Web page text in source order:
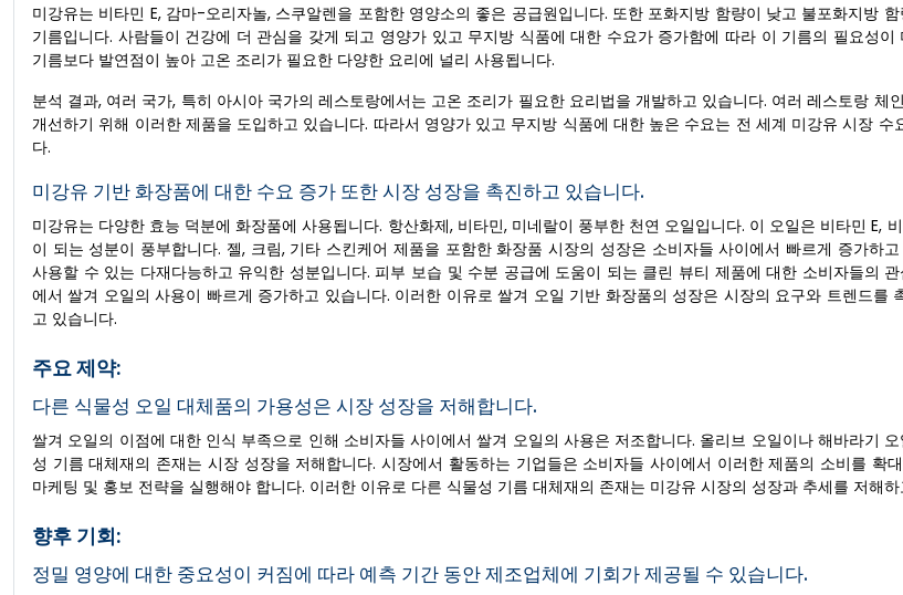
미강유는 비타민 E, 감마-오리자놀, 스쿠알렌을 포함한 영양소의 좋은 공급원입니다. 또한 포화지방 함량이 낮고 불포화지방
기름입니다. 사람들이 건강에 더 관심을 갖게 되고 영양가 있고 무지방 식품에 대한 수요가 증가함에 따라 이 기름의 필요성이
기름보다 발연점이 높아 고온 조리가 필요한 다양한 요리에 널리 사용됩니다.
분석 결과, 여러 국가, 특히 아시아 국가의 레스토랑에서는 고온 조리가 필요한 요리법을 개발하고 있습니다. 여러 레스토랑 체
개선하기 위해 이러한 제품을 도입하고 있습니다. 따라서 영양가 있고 무지방 식품에 대한 높은 수요는 전 세계 미강유 시장 수
다.
미강유 기반 화장품에 대한 수요 증가 또한 시장 성장을 촉진하고 있습니다.
미강유는 다양한 효능 덕분에 화장품에 사용됩니다. 항산화제, 비타민, 미네랄이 풍부한 천연 오일입니다. 이 오일은 비타민 E,
이 되는 성분이 풍부합니다. 젤, 크림, 기타 스킨케어 제품을 포함한 화장품 시장의 성장은 소비자들 사이에서 빠르게 증가하
사용할 수 있는 다재다능하고 유익한 성분입니다. 피부 보습 및 수분 공급에 도움이 되는 클린 뷰티 제품에 대한 소비자들의
에서 쌀겨 오일의 사용이 빠르게 증가하고 있습니다. 이러한 이유로 쌀겨 오일 기반 화장품의 성장은 시장의 요구와 트렌드를
고 있습니다.
주요 제약:
다른 식물성 오일 대체품의 가용성은 시장 성장을 저해합니다.
쌀겨 오일의 이점에 대한 인식 부족으로 인해 소비자들 사이에서 쌀겨 오일의 사용은 저조합니다. 올리브 오일이나 해바라기
성 기름 대체재의 존재는 시장 성장을 저해합니다. 시장에서 활동하는 기업들은 소비자들 사이에서 이러한 제품의 소비를 확
마케팅 및 홍보 전략을 실행해야 합니다. 이러한 이유로 다른 식물성 기름 대체재의 존재는 미강유 시장의 성장과 추세를 저해
향후 기회:
정밀 영양에 대한 중요성이 커짐에 따라 예측 기간 동안 제조업체에 기회가 제공될 수 있습니다.